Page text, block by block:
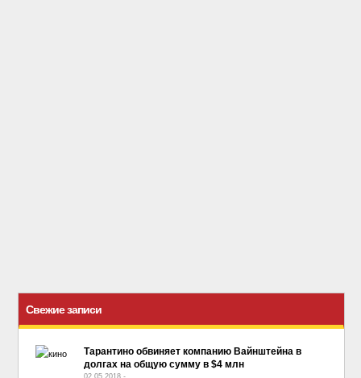
Свежие записи
Тарантино обвиняет компанию Вайнштейна в
долгах на общую сумму в $4 млн